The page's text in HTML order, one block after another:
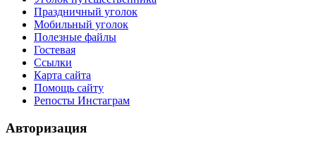
Праздничный уголок
Мобильный уголок
Полезные файлы
Гостевая
Ссылки
Карта сайта
Помощь сайту
Репосты Инстаграм
Авторизация